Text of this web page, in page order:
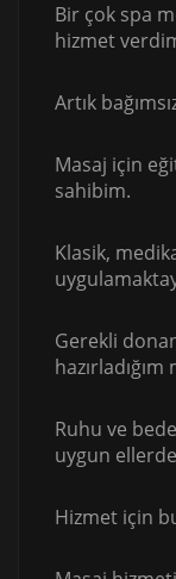
Bir çok spa
hizmet
Artık
Masaj için
sahibim.
Klasik,
Gerekli
Ruhu ve
uygun
Hizmet için